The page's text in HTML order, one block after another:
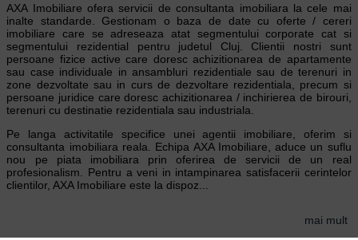
AXA Imobiliare ofera servicii de consultanta imobiliara la cele mai
inalte standarde. Gestionam o baza de date cu oferte / cereri
imobiliare care se adreseaza atat segmentului corporate cat si
segmentului rezidential pentru judetul Cluj. Clientii nostri sunt
persoane fizice active care doresc achizitionarea de apartamente
sau case individuale in ansambluri rezidentiale sau de terenuri in
zone dezvoltate sau in curs de dezvoltare rezidentiala, precum si
persoane juridice care doresc achizitionarea / inchirierea de birouri,
terenuri cu destinatie rezidentiala sau industriala.
Pe langa activitatile specifice unei agentii imobiliare, oferim si
consultanta imobiliara reala. Echipa AXA Imobiliare, aduce un suflu
nou pe piata imobiliara prin oferirea de servicii de un real
profesionalism. Pentru a veni in intampinarea satisfacerii cerintelor
clientilor, AXA Imobiliare este la dispoz...
mai mult